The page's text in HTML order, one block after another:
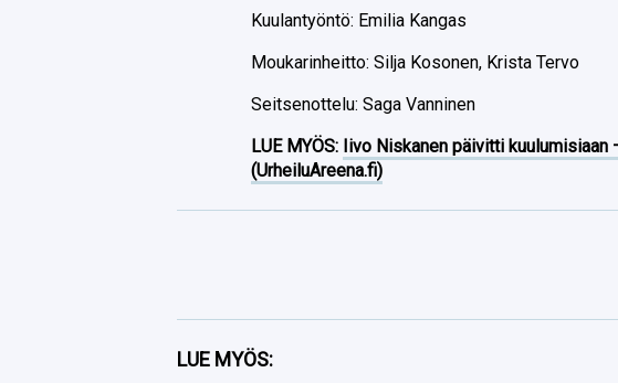
Kuulantyöntö: Emilia Kangas
Moukarinheitto: Silja Kosonen, Krista Tervo
Seitsenottelu: Saga Vanninen
LUE MYÖS: Iivo Niskanen päivitti
(UrheiluAreena.fi)
Facebook
LUE MYÖS: